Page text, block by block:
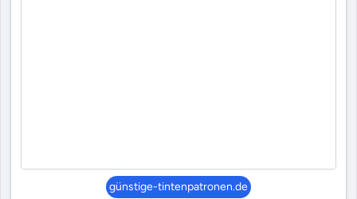
günstige-tintenpatronen.de